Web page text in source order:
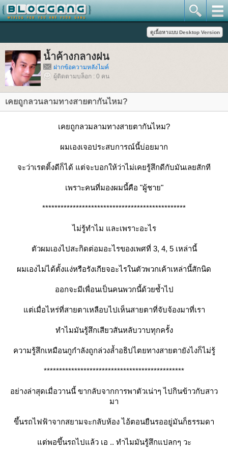
น้ำค้างกลางฝน
ฝากข้อความหลังไมค์
ผู้ติดตามบล็อก : 0 คน
เคยถูกลวนลามทางสายตากันไหม?
เคยถูกลวมลามทางสายตากันไหม?
ผมเองเจอประสบการณ์นี้บ่อยมาก
จะว่าเรตติ้งดีก็ได้ แต่จะบอกให้ว่าไม่เคยรู้สึกดีกับมันเลยสักที
เพราะคนที่มองผมนี้คือ "ผู้ชาย"
***********************************************
ไม่รู้ทำไม และเพราะอะไร
ตัวผมเองไปสะกิดต่อมอะไรของเพศที่ 3, 4, 5 เหล่านี้
ผมเองไม่ได้ตั้งแง่หรือรังเกียจอะไรในตัวพวกเค้าเหล่านี้สักนิด
ออกจะมีเพื่อนเป็นคนพวกนี้ด้วยซ้ำไป
ต่เมื่อไหร่ที่สายตาเหลือบไปเห็นสายตาที่จับจ้องมาที่เรา
ทำไมมันรู้สึกเสียวสันหลับวาบทุกครั้ง
ความรู้สึกเหมือนกูกำลังถูกล่วงล้ำอธิปไตยทางสายตายังไงก็ไม่รู้
**********************************************
อย่างล่าสุดเมื่อวานนี้ ขากลับจากการพาตัวเน่าๆ ไปกินข้าวกับสาว
มา
ขึ้นรถไฟฟ้าจากสยามจะกลับห้อง ไอ้ตอนยืนรออยู่มันก็ธรรมดา
ต่พอขึ้นรถไปแล้ว เอ .. ทำไมมันรู้สึกแปลกๆ วะ